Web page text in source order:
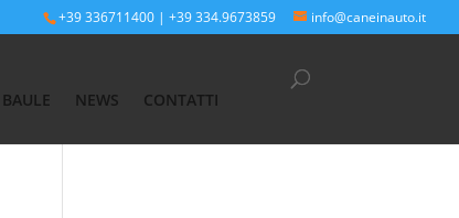
+39 336711400 | +39 334.9673859 info@caneinauto.it
NEWS CONTATTI